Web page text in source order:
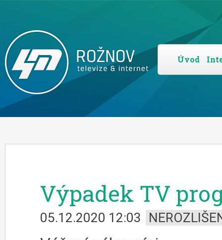
Úvod
Výpadek TV
05.12.2020 12:03